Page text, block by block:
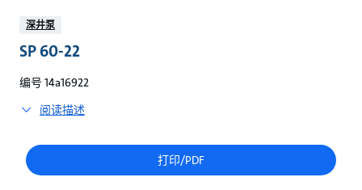
较
深井泵
SP 60-22
编号 14a16922
阅读描述
打印/PDF